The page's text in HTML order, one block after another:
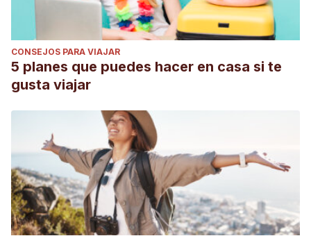
CONSEJOS PARA VIAJAR
5 planes que puedes hacer en casa si te
gusta viajar